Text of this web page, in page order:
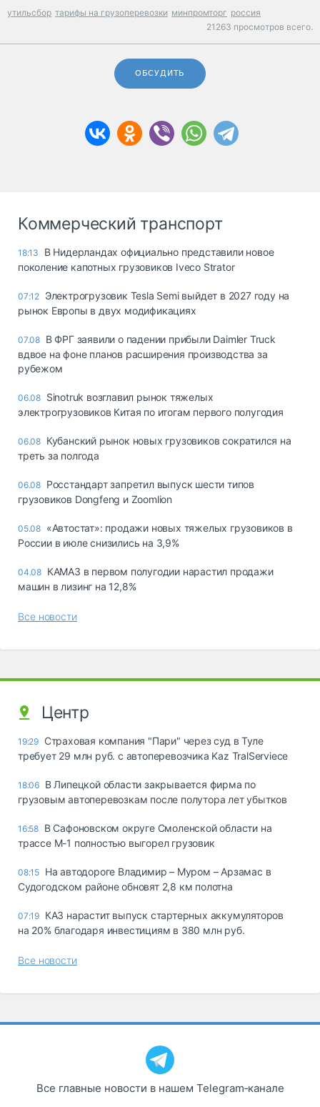
утильсбор тарифы на грузоперевозки минпромторг россия
21263 просмотров всего.
ОБСУДИТЬ
Коммерческий транспорт
18:13
В Нидерландах официально представили новое
поколение капотных грузовиков Iveco Strator
07:12 Электрогрузовик Tesla Semi выйдет в 2027 году на
рынок Европы в двух модификациях
07.08 В ФРГ заявили о падении прибыли Daimler Truck
вдвое на фоне планов расширения производства за
рубежом
06.08 Sinotruk возглавил рынок тяжелых
электрогрузовиков Китая по итогам первого полугодия
06.08 Кубанский рынок новых грузовиков сократился на
треть за полгода
06.08 Росстандарт запретил выпуск шести типов
грузовиков Dongfeng и Zoomlion
05.08 «Автостат»: продажи новых тяжелых грузовиков в
России в июле снизились на 3,9%
04.08 КАМАЗ в первом полугодии нарастил продажи
машин в лизинг на 12,8%
Все новости
Центр
19:29 Страховая компания "Пари" через суд в Туле
требует 29 млн руб. с автоперевозчика Kaz TralServiece
18:06 В Липецкой области закрывается фирма по
грузовым автоперевозкам после полутора лет убытков
16:58 В Сафоновском округе Смоленской области на
трассе М-1 полностью выгорел грузовик
08:15 На автодороге Владимир – Муром – Арзамас в
Судогодском районе обновят 2,8 км полотна
07:19 КАЗ нарастит выпуск стартерных аккумуляторов
на 20% благодаря инвестициям в 380 млн руб.
Все новости
Все главные новости в нашем Telegram‑канале